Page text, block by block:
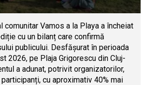
comunitar Vamos a la Playa a încheiat
cu un bilanț care confirmă
publicului. Desfășurat în perioada
2026, pe Plaja Grigorescu din Cluj-
a adunat, potrivit organizatorilor,
cu aproximativ 40% mai